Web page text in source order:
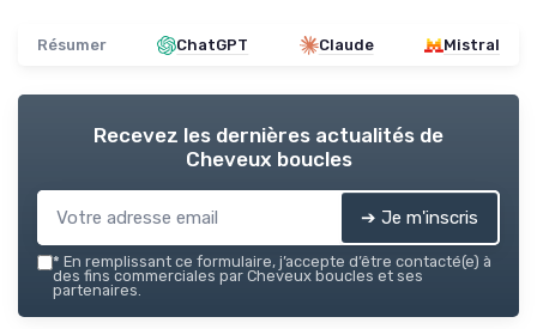
Résumer ChatGPT Claude Mistral
Recevez les dernières actualités de
Cheveux boucles
➔ Je m'inscris
* En remplissant ce formulaire, j’accepte d’être contacté(e) à
des fins commerciales par Cheveux boucles et ses
partenaires.